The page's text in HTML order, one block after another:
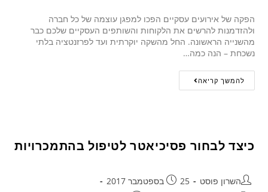
הפקה של אירועים עסקיים הפכו למפגן עוצמה של כל חברה
ולהזדמנות להרשים את הלקוחות והשותפים העסקיים שלכם כבר
מהשנייה הראשונה. החל מהשקה יוקרתית ועד לפרזנטציה בלתי
נשכחת – הנה כמה…
להמשך קריאה
כיצד לבחור פסיכיאטר לטיפול בהתמכרויות
השרון פוסט
25 בספטמבר 2017